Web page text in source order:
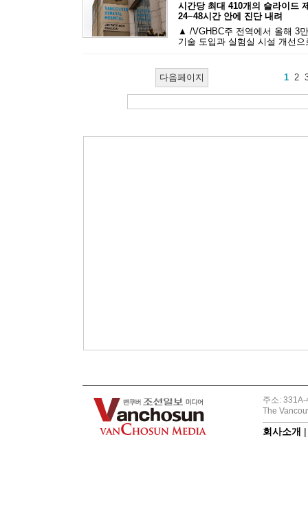
시간당 최대 410개의 슬라이드
24~48시간 안에 진단 내려
▲ /VGHBC주 전역에서 올해 3
기술 도입과 실험실 시설 개선
다음페이지 1 2
주소:
The
회사소개